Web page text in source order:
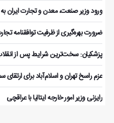
ورود وزیر صنعت، معدن و تجارت ایران
ضرورت بهره‌گیری از ظرفیت توافقنامه
پزشکیان: سخت‌ترین شرایط پس از
عزم راسخ تهران و اسلام‌آباد برای
رایزنی وزیر امور خارجه ایتالیا با عراقچی